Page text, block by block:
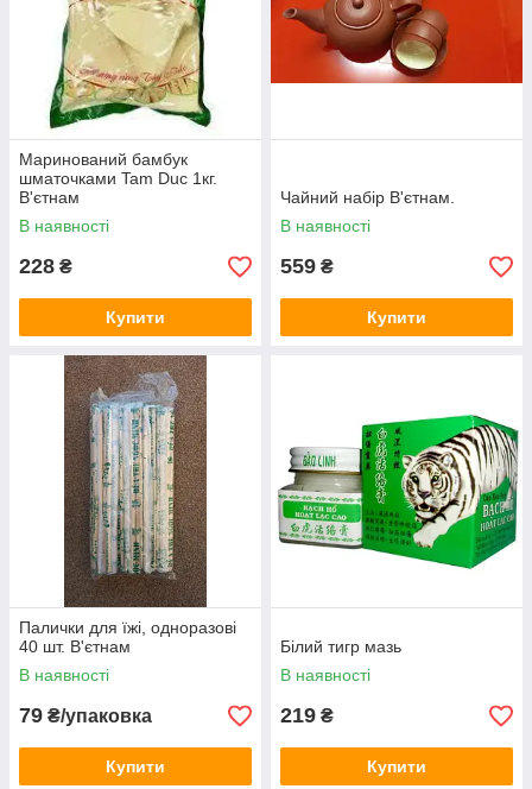
Маринований бамбук
шматочками Tam Duc 1кг.
В'єтнам
В наявності
228 ₴
Купити
Чайний набір В'єтнам.
В наявності
559 ₴
Купити
Палички для їжі, одноразові
40 шт. В'єтнам
В наявності
79 ₴/упаковка
Купити
Білий тигр мазь
В наявності
219 ₴
Купити